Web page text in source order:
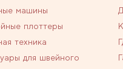
машины
плоттеры
техника
для швейного